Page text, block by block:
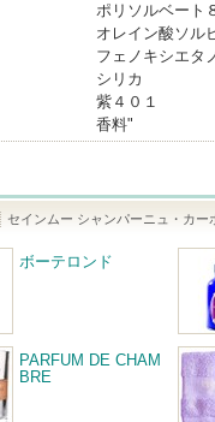
ポリソルベート
オレイン酸ソル
フェノキシエタ
シリカ
紫４０１
香料"
セインムー シャンパーニュ・カー
ボーテロンド
PARFUM DE CHAM
BRE